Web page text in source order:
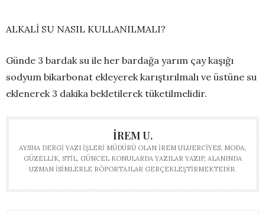
ALKALİ SU NASIL KULLANILMALI?
Günde 3 bardak su ile her bardağa yarım çay kaşığı
sodyum bikarbonat ekleyerek karıştırılmalı ve üstüne su
eklenerek 3 dakika bekletilerek tüketilmelidir.
İREM U.
AYSHA DERGI YAZI İŞLERI MÜDÜRÜ OLAN İREM ULUERCIYES, MODA,
GÜZELLIK, STIL, GÜNCEL KONULARDA YAZILAR YAZIP, ALANINDA
UZMAN ISIMLERLE RÖPORTAJLAR GERÇEKLEŞTIRMEKTEDIR.